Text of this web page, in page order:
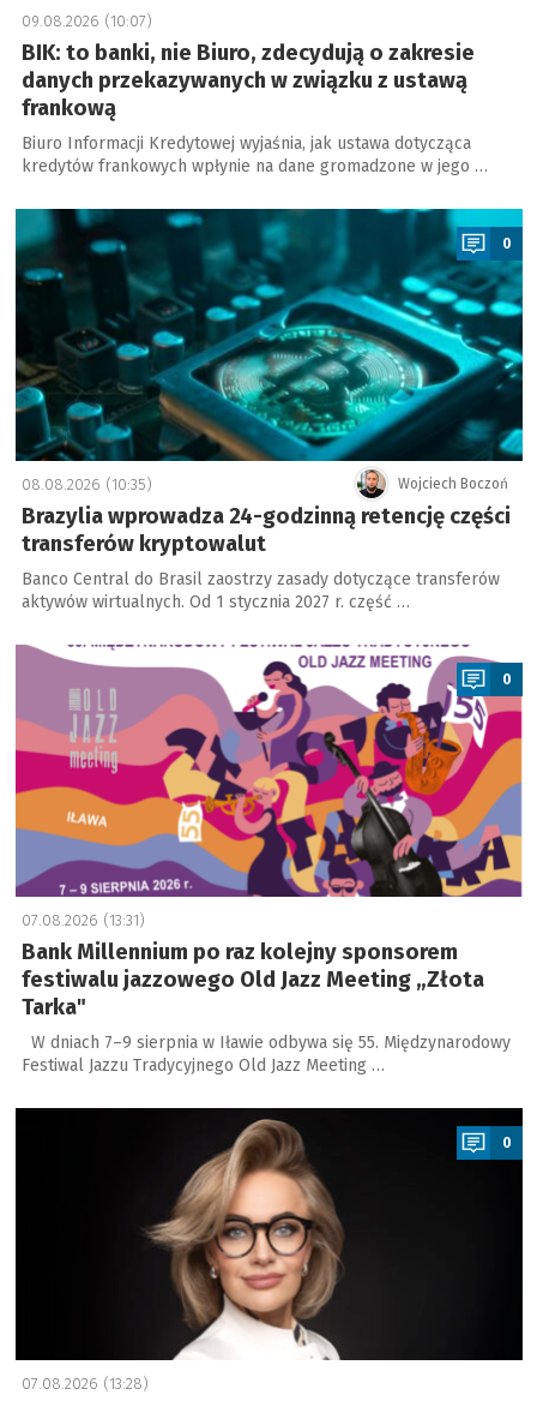
09.08.2026 (10:07)
BIK: to banki, nie Biuro, zdecydują o zakresie
danych przekazywanych w związku z ustawą
frankową
Biuro Informacji Kredytowej wyjaśnia, jak ustawa dotycząca
kredytów frankowych wpłynie na dane gromadzone w jego …
a
0
Wojciech Boczoń
08.08.2026 (10:35)
Brazylia wprowadza 24-godzinną retencję części
transferów kryptowalut
Banco Central do Brasil zaostrzy zasady dotyczące transferów
aktywów wirtualnych. Od 1 stycznia 2027 r. część …
a
0
07.08.2026 (13:31)
Bank Millennium po raz kolejny sponsorem
festiwalu jazzowego Old Jazz Meeting „Złota
Tarka"
W dniach 7–9 sierpnia w Iławie odbywa się 55. Międzynarodowy
Festiwal Jazzu Tradycyjnego Old Jazz Meeting …
a
0
07.08.2026 (13:28)